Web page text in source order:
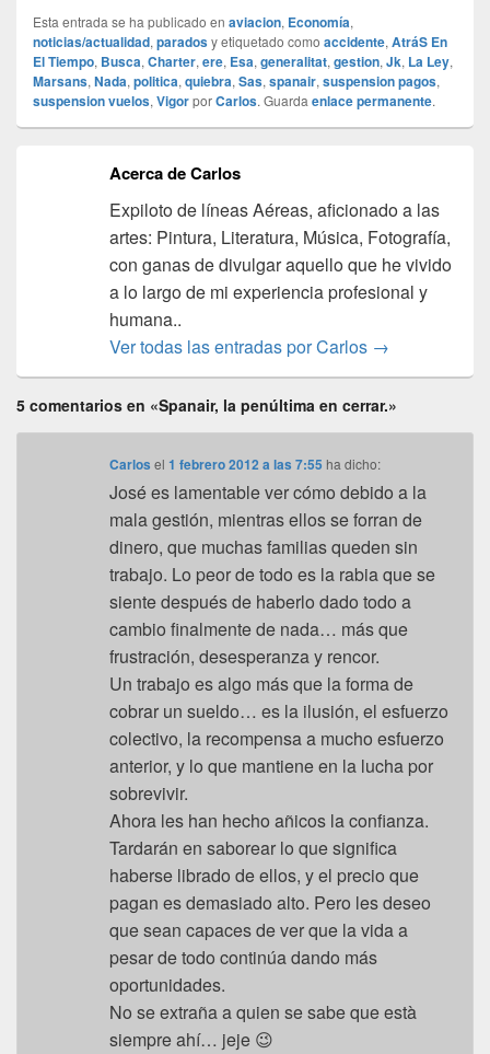
Esta entrada se ha publicado en aviacion, Economía,
noticias/actualidad, paradosy etiquetado como accidente, AtráS En
El Tiempo, Busca, Charter, ere, Esa, generalitat, gestion, Jk, La Ley,
Marsans, Nada, politica, quiebra, Sas, spanair, suspension pagos,
suspension vuelos, VigorporCarlos. Guarda enlace permanente.
Acerca de Carlos
Expiloto de líneas Aéreas, aficionado a las
artes: Pintura, Literatura, Música, Fotografía,
con ganas de divulgar aquello que he vivido
a lo largo de mi experiencia profesional y
humana..
Ver todas las entradas por Carlos →
5 comentarios en «Spanair, la penúltima en cerrar.»
Carlos el1 febrero 2012 a las 7:55 ha dicho:
José es lamentable ver cómo debido a la
mala gestión, mientras ellos se forran de
dinero, que muchas familias queden sin
trabajo. Lo peor de todo es la rabia que se
siente después de haberlo dado todo a
cambio finalmente de nada… más que
frustración, desesperanza y rencor.
Un trabajo es algo más que la forma de
cobrar un sueldo… es la ilusión, el esfuerzo
colectivo, la recompensa a mucho esfuerzo
anterior, y lo que mantiene en la lucha por
sobrevivir.
Ahora les han hecho añicos la confianza.
Tardarán en saborear lo que significa
haberse librado de ellos, y el precio que
pagan es demasiado alto. Pero les deseo
que sean capaces de ver que la vida a
pesar de todo continúa dando más
oportunidades.
No se extraña a quien se sabe que està
siempre ahí… jeje 😉